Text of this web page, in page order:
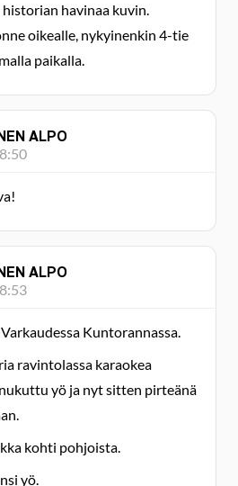
havinaa kuvin.
oikealle, nykyinenkin 4-tie
paikalla.
ALPO
ALPO
Kuntorannassa.
ravintolassa karaokea
yö ja nyt sitten pirteänä
kohti pohjoista.
yö.